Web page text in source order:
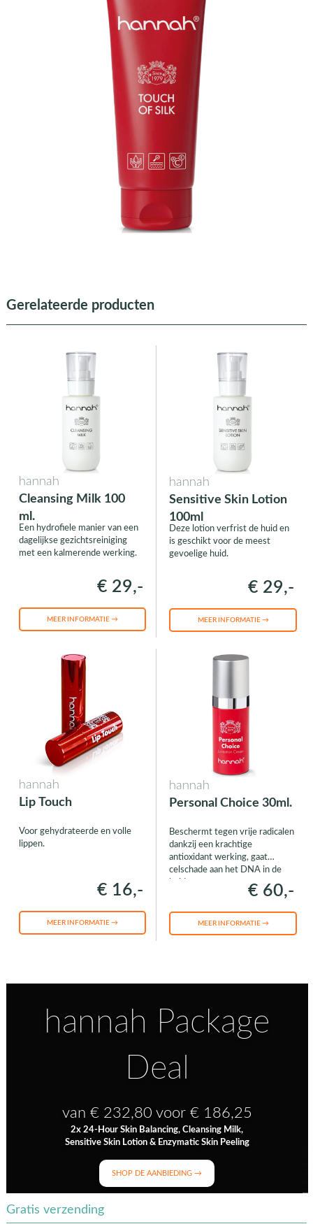
Gerelateerde producten
hannah
Cleansing Milk 100
ml.
Een hydrofiele manier van een
dagelijkse gezichtsreiniging
met een kalmerende werking.
€ 29,-
MEER INFORMATIE →
hannah
Sensitive Skin Lotion
100ml
Deze lotion verfrist de huid en
is geschikt voor de meest
gevoelige huid.
€ 29,-
MEER INFORMATIE →
hannah
Lip Touch
Voor gehydrateerde en volle
lippen.
€ 16,-
MEER INFORMATIE →
hannah
Personal Choice 30ml.
Beschermt tegen vrije radicalen
dankzij een krachtige
antioxidant werking, gaat
celschade aan het DNA in de
€ 60,-
MEER INFORMATIE →
hannah Package
Deal
van € 232,80 voor € 186,25
2x 24-Hour Skin Balancing, Cleansing Milk,
Sensitive Skin Lotion & Enzymatic Skin Peeling
SHOP DE AANBIEDING →
Gratis verzending